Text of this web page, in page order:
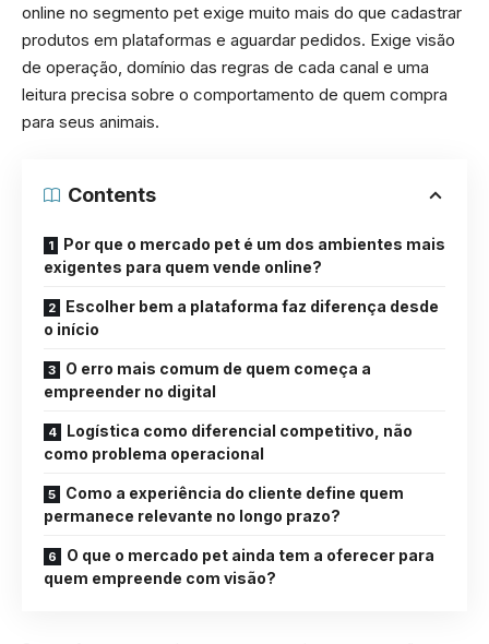
online no segmento pet exige muito mais do que cadastrar
produtos em plataformas e aguardar pedidos. Exige visão
de operação, domínio das regras de cada canal e uma
leitura precisa sobre o comportamento de quem compra
para seus animais.
Contents
Por que o mercado pet é um dos ambientes mais
exigentes para quem vende online?
Escolher bem a plataforma faz diferença desde
o início
O erro mais comum de quem começa a
empreender no digital
Logística como diferencial competitivo, não
como problema operacional
Como a experiência do cliente define quem
permanece relevante no longo prazo?
O que o mercado pet ainda tem a oferecer para
quem empreende com visão?